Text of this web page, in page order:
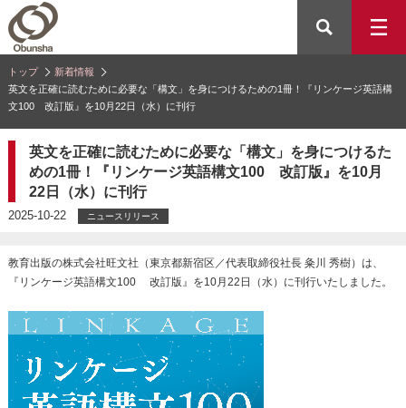
トップ
新着情報
英文を正確に読むために必要な「構文」を身につけるための1冊！『リンケージ英語構
文100 改訂版』を10月22日（水）に刊行
英文を正確に読むために必要な「構文」を身につけるた
めの1冊！『リンケージ英語構文100 改訂版』を10月
22日（水）に刊行
2025-10-22 ニュースリリース
教育出版の株式会社旺文社（東京都新宿区／代表取締役社長 粂川 秀樹）は、
『リンケージ英語構文100 改訂版』を10月22日（水）に刊行いたしました。